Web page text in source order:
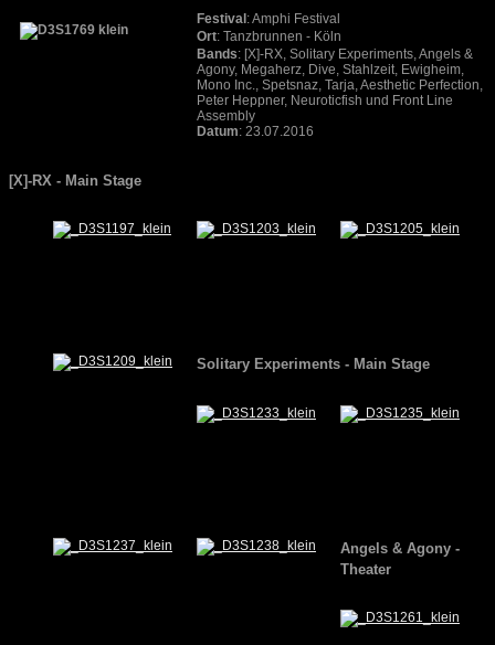
Festival : Amphi Festival
Ort: Tanzbrunnen - Köln
Bands: [X]-RX, Solitary Experiments, Angels &
Agony, Megaherz, Dive, Stahlzeit, Ewigheim,
Mono Inc., Spetsnaz, Tarja, Aesthetic Perfection,
Peter Heppner, Neuroticfish und Front Line
Assembly
Datum: 23.07.2016
[X]-RX - Main Stage
Solitary Experiments - Main Stage
Angels & Agony -
Theater